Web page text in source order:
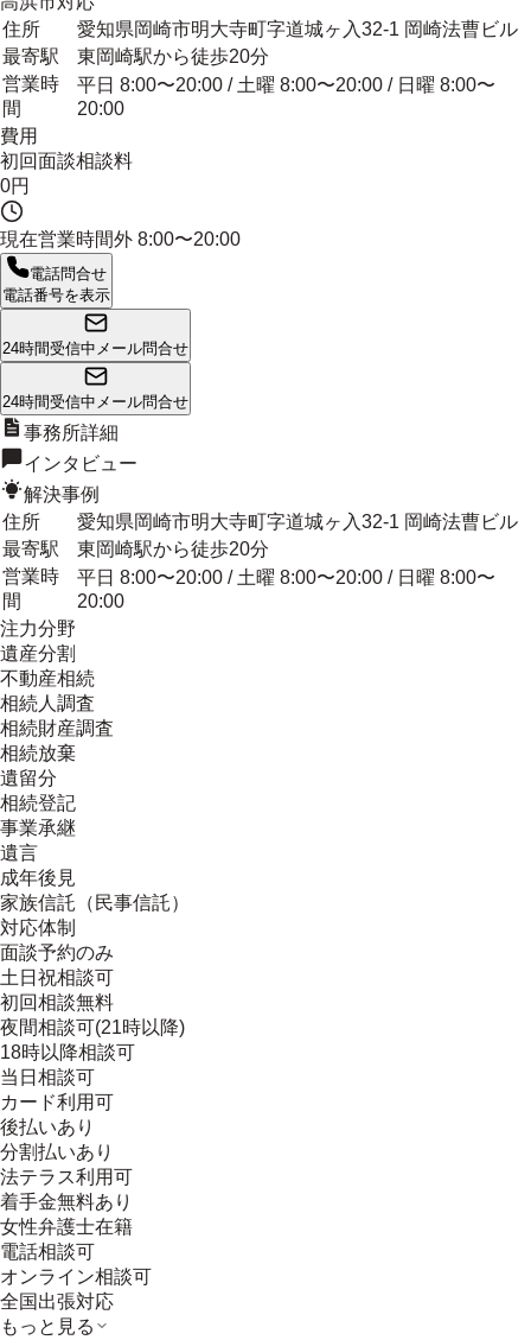
住所
愛知県岡崎市明大寺町字道城ヶ入32-1 岡崎法曹ビル
最寄駅
東岡崎駅から徒歩20分
営業時
間
平日 8:00〜20:00 / 土曜 8:00〜20:00 / 日曜 8:00〜
20:00
費用
初回面談相談料
0円
現在営業時間外 8:00〜20:00
電話問合せ
電話番号を表示
24時間受信中 メール問合せ
24時間受信中 メール問合せ
事務所詳細
インタビュー
解決事例
住所
愛知県岡崎市明大寺町字道城ヶ入32-1 岡崎法曹ビル
最寄駅
東岡崎駅から徒歩20分
営業時
間
平日 8:00〜20:00 / 土曜 8:00〜20:00 / 日曜 8:00〜
20:00
注力分野
遺産分割
不動産相続
相続人調査
相続財産調査
相続放棄
遺留分
相続登記
事業承継
遺言
成年後見
家族信託（民事信託）
対応体制
面談予約のみ
土日祝相談可
初回相談無料
夜間相談可(21時以降)
18時以降相談可
当日相談可
カード利用可
後払いあり
分割払いあり
法テラス利用可
着手金無料あり
女性弁護士在籍
電話相談可
オンライン相談可
全国出張対応
もっと見る